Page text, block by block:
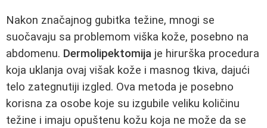
Nakon značajnog gubitka težine, mnogi se
suočavaju sa problemom viška kože, posebno na
abdomenu. Dermolipektomija je hirurška procedura
koja uklanja ovaj višak kože i masnog tkiva, dajući
telo zategnutiji izgled. Ova metoda je posebno
korisna za osobe koje su izgubile veliku količinu
težine i imaju opuštenu kožu koja ne može da se